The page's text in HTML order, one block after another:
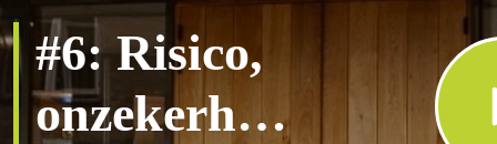
#6: Risico,
onzekerheid